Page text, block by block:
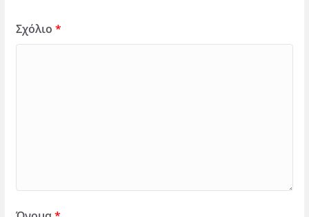
Σχόλιο *